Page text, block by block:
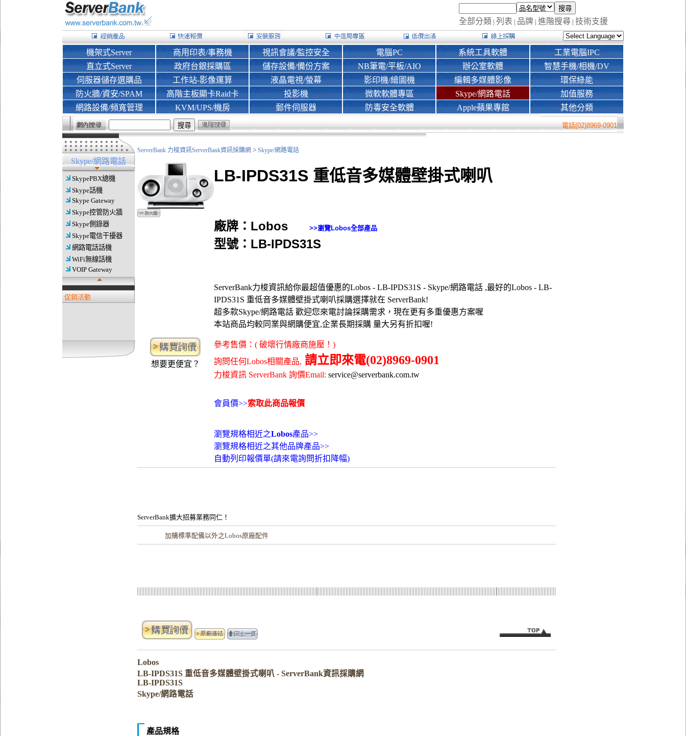
全部分類 | 列表 | 品牌 | 進階搜尋 | 技術支援
機架式Server
直立式Server
伺服器儲存選購品
防火牆/資安/SPAM
網路設備/頻寬管理
商用印表/事務機
政府台銀採購區
工作站-影像運算
高階主板顯卡Raid卡
KVM/UPS/機房
視訊會議/監控安全
儲存設備/備份方案
液晶電視/螢幕
投影機
郵件伺服器
電腦PC
NB筆電/平板/AIO
影印機/繪圖機
微軟軟體專區
防毒安全軟體
系統工具軟體
辦公室軟體
編輯多媒體影像
Skype/網路電話
Apple蘋果專館
工業電腦IPC
智慧手機/相機/DV
環保綠能
加值服務
其他分類
電話(02)8969-0901
Skype/網路電話
SkypePBX總機
Skype話機
Skype Gateway
Skype控管防火牆
Skype側錄器
Skype電信干擾器
網路電話話機
WiFi無線話機
VOIP Gateway
促銷活動
ServerBank 力梭資訊ServerBank資訊採購網 > Skype/網路電話
LB-IPDS31S 重低音多媒體壁掛式喇叭
廠牌：Lobos >>瀏覽Lobos全部產品
型號：LB-IPDS31S
ServerBank力梭資訊給你最超值優惠的Lobos - LB-IPDS31S - Skype/網路電話 ,最好的Lobos - LB-
IPDS31S 重低音多媒體壁掛式喇叭採購選擇就在 ServerBank!
超多款Skype/網路電話 歡迎您來電討論採購需求，現在更有多重優惠方案喔
本站商品均較同業與網購便宜,企業長期採購 量大另有折扣喔!
想要更便宜？
參考售價：( 破壞行情廠商施壓！)
詢問任何Lobos相關產品, 請立即來電(02)8969-0901
力梭資訊 ServerBank 詢價Email: service@serverbank.com.tw
會員價>>索取此商品報價
瀏覽規格相近之Lobos產品>>
瀏覽規格相近之其他品牌產品>>
自動列印報價單(請來電詢問折扣降幅)
ServerBank擴大招募業務同仁！
加購標準配備以外之Lobos原廠配件
Lobos
LB-IPDS31S 重低音多媒體壁掛式喇叭 - ServerBank資訊採購網
LB-IPDS31S
Skype/網路電話
產品規格